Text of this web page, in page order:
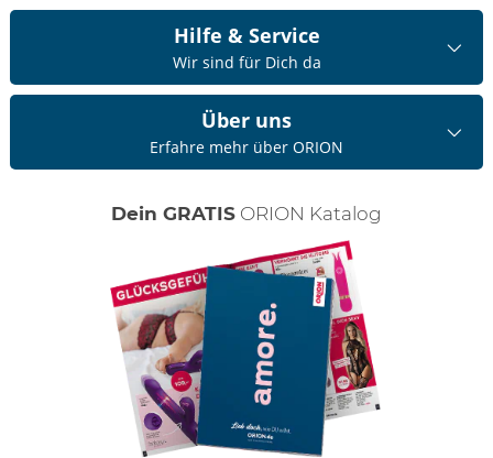
Hilfe & Service
Wir sind für Dich da
Über uns
Erfahre mehr über ORION
Dein GRATIS ORION Katalog